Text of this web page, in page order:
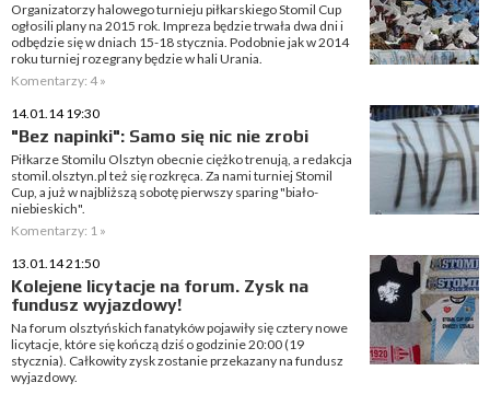
Organizatorzy halowego turnieju piłkarskiego Stomil Cup
ogłosili plany na 2015 rok. Impreza będzie trwała dwa dni i
odbędzie się w dniach 15-18 stycznia. Podobnie jak w 2014
roku turniej rozegrany będzie w hali Urania.
Komentarzy: 4 »
14.01.14 19:30
"Bez napinki": Samo się nic nie zrobi
Piłkarze Stomilu Olsztyn obecnie ciężko trenują, a redakcja
stomil.olsztyn.pl też się rozkręca. Za nami turniej Stomil
Cup, a już w najbliższą sobotę pierwszy sparing "biało-
niebieskich".
Komentarzy: 1 »
13.01.14 21:50
Kolejene licytacje na forum. Zysk na
fundusz wyjazdowy!
Na forum olsztyńskich fanatyków pojawiły się cztery nowe
licytacje, które się kończą dziś o godzinie 20:00 (19
stycznia). Całkowity zysk zostanie przekazany na fundusz
wyjazdowy.